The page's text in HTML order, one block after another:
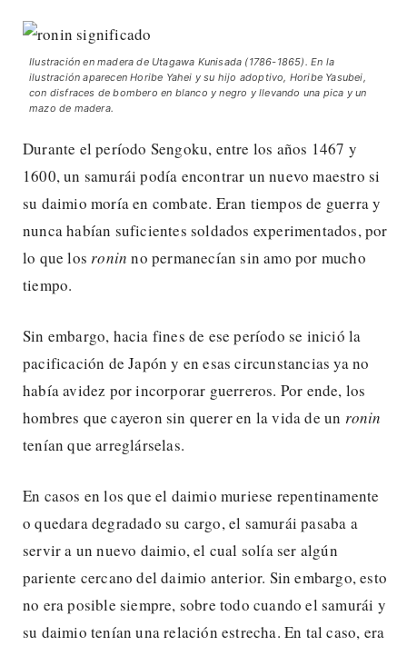
Ilustración en madera de Utagawa Kunisada (1786-1865). En la
ilustración aparecen Horibe Yahei y su hijo adoptivo, Horibe Yasubei,
con disfraces de bombero en blanco y negro y llevando una pica y un
mazo de madera.
Durante el período Sengoku, entre los años 1467 y
1600, un samurái podía encontrar un nuevo maestro si
su daimio moría en combate. Eran tiempos de guerra y
nunca habían suficientes soldados experimentados, por
lo que losronin no permanecían sin amo por mucho
tiempo.
Sin embargo, hacia fines de ese período se inició la
pacificación de Japón y en esas circunstancias ya no
había avidez por incorporar guerreros. Por ende, los
hombres que cayeron sin querer en la vida de un ronin
tenían que arreglárselas.
En casos en los que el daimio muriese repentinamente
o quedara degradado su cargo, el samurái pasaba a
servir a un nuevo daimio, el cual solía ser algún
pariente cercano del daimio anterior. Sin embargo, esto
no era posible siempre, sobre todo cuando el samurái y
su daimio tenían una relación estrecha. En tal caso, era